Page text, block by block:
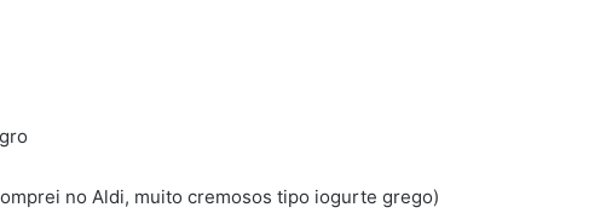
no Aldi, muito cremosos tipo iogurte grego)